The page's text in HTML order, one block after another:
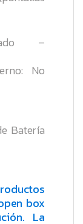
–
No
Batería
box
La